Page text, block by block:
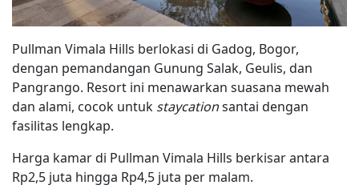
Pullman Vimala Hills berlokasi di Gadog, Bogor,
dengan pemandangan Gunung Salak, Geulis, dan
Pangrango. Resort ini menawarkan suasana mewah
dan alami, cocok untuk staycationsantai dengan
fasilitas lengkap.
Harga kamar di Pullman Vimala Hills berkisar antara
Rp2,5 juta hingga Rp4,5 juta per malam.